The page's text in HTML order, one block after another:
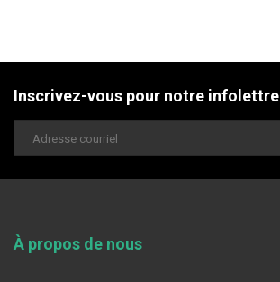
Inscrivez-vous pour notre infolettre
À propos de nous